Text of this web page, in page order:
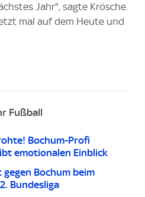
Jahr", sagte Krösche.
mal auf dem Heute und
Fußball
Bochum-Profi
emotionalen Einblick
gegen Bochum beim
Bundesliga